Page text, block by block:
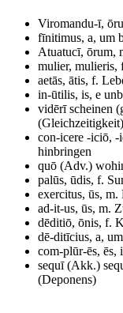
Viromandu-ī,
fīnitimus, a, um
Atuatucī, ōrum,
mulier, mulieris,
aetās, ātis, f.
in-ūtilis, is, e
vidērīscheinen
(Gleichzeitigkeit)
con-icere -iciō, -
hinbringen
quō (Adv.)
palūs, ūdis, f.
exercitus, ūs, m.
ad-it-us, ūs, m.
dēditiō, ōnis, f.
dē-ditīcius, a, um
com-plūr-ēs, ēs,
sequī (Akk.)
(Deponens)